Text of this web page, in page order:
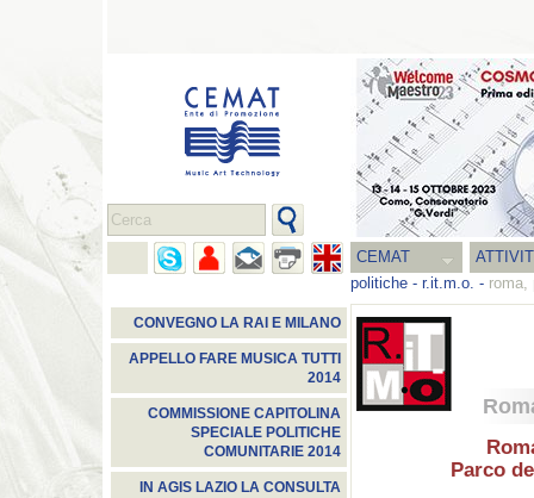
CEMAT
politiche - r.it.m.o. - roma,
CONVEGNO LA RAI E MILANO
APPELLO FARE MUSICA TUTTI
2014
COMMISSIONE CAPITOLINA
SPECIALE POLITICHE
COMUNITARIE 2014
IN AGIS LAZIO LA CONSULTA
Parco